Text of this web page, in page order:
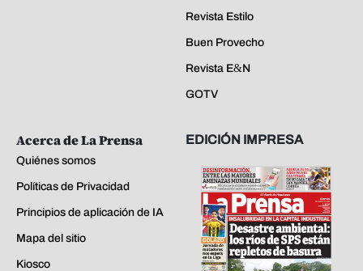
Revista Estilo
Buen Provecho
Revista E&N
GOTV
Acerca de La Prensa
Quiénes somos
Políticas de Privacidad
Principios de aplicación de IA
Mapa del sitio
Kiosco
EDICIÓN IMPRESA